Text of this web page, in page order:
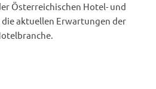
Österreichischen Hotel- und
die aktuellen Erwartungen der